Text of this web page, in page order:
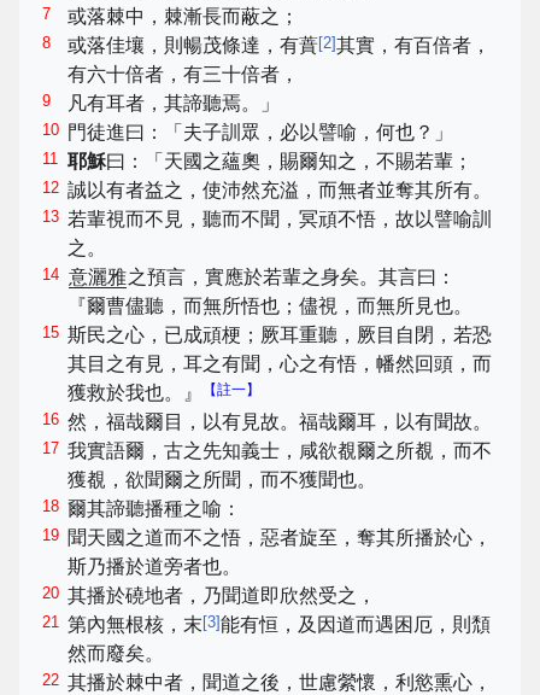
7 或落棘中，棘漸長而蔽之；
8 或落佳壤，則暢茂條達，有蕡[2]其實，有百倍者，
有六十倍者，有三十倍者，
9 凡有耳者，其諦聽焉。」
10 門徒進曰：「夫子訓眾，必以譬喻，何也？」
11 耶穌曰：「天國之蘊奧，賜爾知之，不賜若輩；
12 誠以有者益之，使沛然充溢，而無者並奪其所有。
13 若輩視而不見，聽而不聞，冥頑不悟，故以譬喻訓
之。
14 意灑雅之預言，實應於若輩之身矣。其言曰：
『爾曹儘聽，而無所悟也；儘視，而無所見也。
15 斯民之心，已成頑梗；厥耳重聽，厥目自閉，若恐
其目之有見，耳之有聞，心之有悟，幡然回頭，而
獲救於我也。』
【註一】
16 然，福哉爾目，以有見故。福哉爾耳，以有聞故。
17 我實語爾，古之先知義士，咸欲覩爾之所覩，而不
獲覩，欲聞爾之所聞，而不獲聞也。
18 爾其諦聽播種之喻：
19 聞天國之道而不之悟，惡者旋至，奪其所播於心，
斯乃播於道旁者也。
20 其播於磽地者，乃聞道即欣然受之，
21 第內無根核，末 [3]能有恒，及因道而遇困厄，則頹
然而廢矣。
22 其播於棘中者，聞道之後，世慮縈懷，利慾熏心，